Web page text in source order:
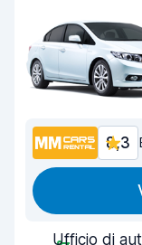
8,3
Ufficio di